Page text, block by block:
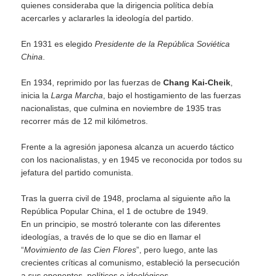
quienes consideraba que la dirigencia política debía
acercarles y aclararles la ideología del partido.
En 1931 es elegido Presidente de la República Soviética
China
En 1934, reprimido por las fuerzas de Chang Kai-Cheik
inicia la Larga Marcha , bajo el hostigamiento de las fuerzas
nacionalistas, que culmina en noviembre de 1935 tras
recorrer más de 12 mil kilómetros.
Frente a la agresión japonesa alcanza un acuerdo táctico
con los nacionalistas, y en 1945 ve reconocida por todos su
jefatura del partido comunista.
Tras la guerra civil de 1948, proclama al siguiente año la
República Popular China, el 1 de octubre de 1949.
En un principio, se mostró tolerante con las diferentes
ideologías, a través de lo que se dio en llamar el
“Movimiento de las Cien Flores”, pero luego, ante las
crecientes críticas al comunismo, estableció la persecución